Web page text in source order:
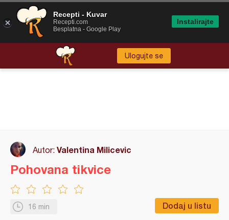
Ulogujte se
Autor: Valentina Milicevic
16 min Dodaj u listu
Pohovana tikvice
Recepti - Kuvar
Recepti.com
Besplatna - Google Play
Instalirajte